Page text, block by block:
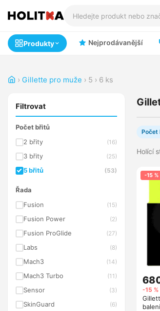
Produkty Nejprodávanější
› Gillette pro muže › 5 › 6 ks
Filtrovat
Počet břitů
2 břity
(16)
3 břity (25)
5 břitů (53)
Řada
Fusion
(15)
Fusion Power (2)
Fusion ProGlide (27)
Labs (8)
Mach3 (14)
Mach3 Turbo (11)
Sensor (3)
SkinGuard (6)
Počet
Holící
-15 %
-15 %